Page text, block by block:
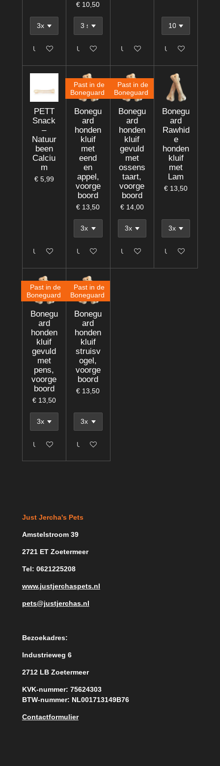
Uitgeschakeld
€ 10,50
Uitgeschakeld Uitgeschakeld Uitgeschakeld
PETT
Snack
–
Natuur
been
Calciu
m
€ 5,99
Uitgeschakeld
Past in de
Boneguard
Bonegu
ard
honden
kluif
met
eend
en
appel,
voorge
boord
€ 13,50
Uitgeschakeld
Past in de
Boneguard
Bonegu
ard
honden
kluif
gevuld
met
ossens
taart,
voorge
boord
€ 14,00
Uitgeschakeld
Bonegu
ard
Rawhid
e
honden
kluif
met
Lam
€ 13,50
Uitgeschakeld
Past in de
Boneguard
Bonegu
ard
honden
kluif
gevuld
met
pens,
voorge
boord
€ 13,50
Uitgeschakeld
Past in de
Boneguard
Bonegu
ard
honden
kluif
struisv
ogel,
voorge
boord
€ 13,50
Uitgeschakeld
Just Jercha's Pets
Amstelstroom 39
2721 ET Zoetermeer
Tel: 0621225208
www.justjerchaspets.nl
pets@justjerchas.nl
Bezoekadres:
Industrieweg 6
2712 LB Zoetermeer
KVK-nummer: 75624303
BTW-nummer: NL001713149B76
Contactformulier